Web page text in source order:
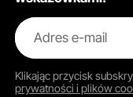
Adres e-mail
Klikając przycisk
prywatności i plików